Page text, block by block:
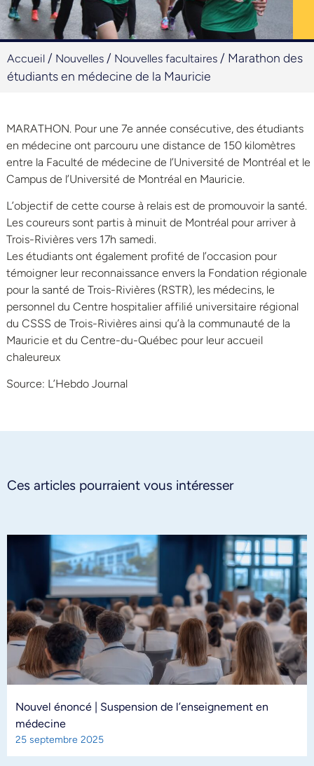
Accueil / Nouvelles / Nouvelles facultaires / Marathon des
étudiants en médecine de la Mauricie
MARATHON. Pour une 7e année consécutive, des étudiants
en médecine ont parcouru une distance de 150 kilomètres
entre la Faculté de médecine de l’Université de Montréal et le
Campus de l’Université de Montréal en Mauricie.
L’objectif de cette course à relais est de promouvoir la santé.
Les coureurs sont partis à minuit de Montréal pour arriver à
Trois-Rivières vers 17h samedi.
Les étudiants ont également profité de l’occasion pour
témoigner leur reconnaissance envers la Fondation régionale
pour la santé de Trois-Rivières (RSTR), les médecins, le
personnel du Centre hospitalier affilié universitaire régional
du CSSS de Trois-Rivières ainsi qu’à la communauté de la
Mauricie et du Centre-du-Québec pour leur accueil
chaleureux
Source: L’Hebdo Journal
Ces articles pourraient vous intéresser
Nouvel énoncé | Suspension de l’enseignement en
médecine
25 septembre 2025